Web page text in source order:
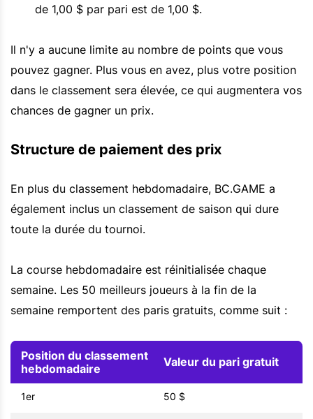
de 1,00 $ par pari est de 1,00 $.
Il n'y a aucune limite au nombre de points que vous
pouvez gagner. Plus vous en avez, plus votre position
dans le classement sera élevée, ce qui augmentera vos
chances de gagner un prix.
Structure de paiement des prix
En plus du classement hebdomadaire, BC.GAME a
également inclus un classement de saison qui dure
toute la durée du tournoi.
La course hebdomadaire est réinitialisée chaque
semaine. Les 50 meilleurs joueurs à la fin de la
semaine remportent des paris gratuits, comme suit :
Position du classement
hebdomadaire
Valeur du pari gratuit
1er 50 $